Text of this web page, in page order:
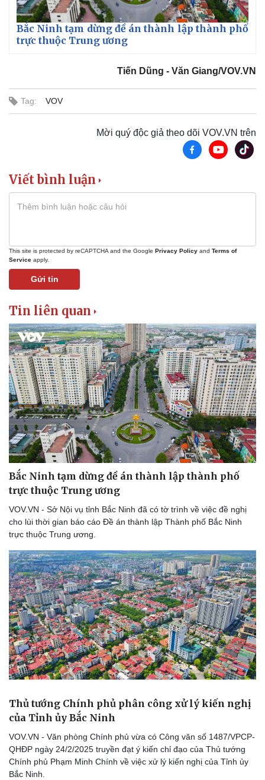
Thể thao
Bóng đá
Lịch thi đấu bóng đá
Thế giới thể thao
Hậu trường
Ô tô
Xe máy
Bắc Ninh tạm dừng đề án thành lập thành phố
trực thuộc Trung ương
Tiến Dũng - Văn Giang/VOV.VN
Tag: VOV
Mời quý độc giả theo dõi VOV.VN trên
Viết bình luận
This site is protected by reCAPTCHA and the Google Privacy Policy and Terms of
Service apply.
Gửi tin
Tin liên quan
Bắc Ninh tạm dừng đề án thành lập thành phố
trực thuộc Trung ương
VOV.VN - Sở Nội vụ tỉnh Bắc Ninh đã có tờ trình về việc đề nghị
cho lùi thời gian báo cáo Đề án thành lập Thành phố Bắc Ninh
trực thuộc Trung ương.
Thủ tướng Chính phủ phân công xử lý kiến nghị
của Tỉnh ủy Bắc Ninh
VOV.VN - Văn phòng Chính phủ vừa có Công văn số 1487/VPCP-
QHĐP ngày 24/2/2025 truyền đạt ý kiến chỉ đạo của Thủ tướng
Chính phủ Phạm Minh Chính về việc xử lý kiến nghị của Tỉnh ủy
Bắc Ninh.